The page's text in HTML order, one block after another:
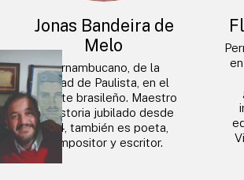
Jonas Bandeira de
Melo
Pernambucano, de la
ciudad de Paulista, en el
noreste brasileño. Maestro
de historia jubilado desde
2014, también es poeta,
compositor y escritor.